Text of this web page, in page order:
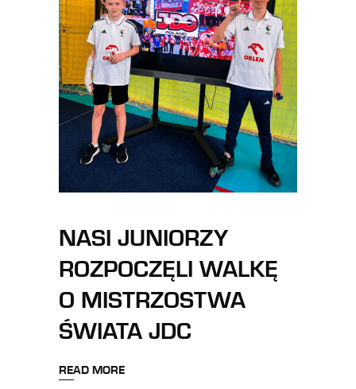
NASI JUNIORZY
ROZPOCZĘLI WALKĘ
O MISTRZOSTWA
ŚWIATA JDC
READ MORE